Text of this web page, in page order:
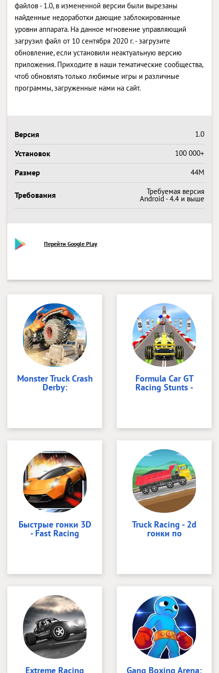
файлов - 1.0, в измененной версии были вырезаны
найденные недоработки дающие заблокированные
уровни аппарата. На данное мгновение управляющий
загрузил файл от 10 сентября 2020 г. - загрузите
обновление, если установили неактуальную версию
приложения. Приходите в наши тематические сообщества,
чтоб обновлять только любимые игры и различные
программы, загруженные нами на сайт.
Версия 1.0
Установок 100 000+
Размер 44M
Требования Требуемая версия
Android - 4.4 и выше
Перейти Google Play
Monster Truck Crash
Derby:
Formula Car GT
Racing Stunts -
Быстрые гонки 3D
- Fast Racing
Truck Racing - 2d
гонки по
Extreme Racing Gang Boxing Arena: